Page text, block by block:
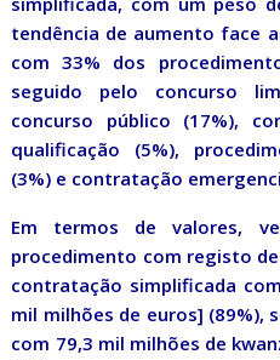
tendência de aumento face
com 33% dos
seguido pelo concurso
concurso público (17%),
qualificação (5%),
(3%) e contratação
Em termos de valores,
procedimento com registo
contratação simplificada
mil milhões de euros] (89%),
com 79,3 mil milhões de